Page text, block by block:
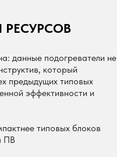
данные подогреватели не
который
предыдущих типовых
эффективности и
типовых блоков
ПВ